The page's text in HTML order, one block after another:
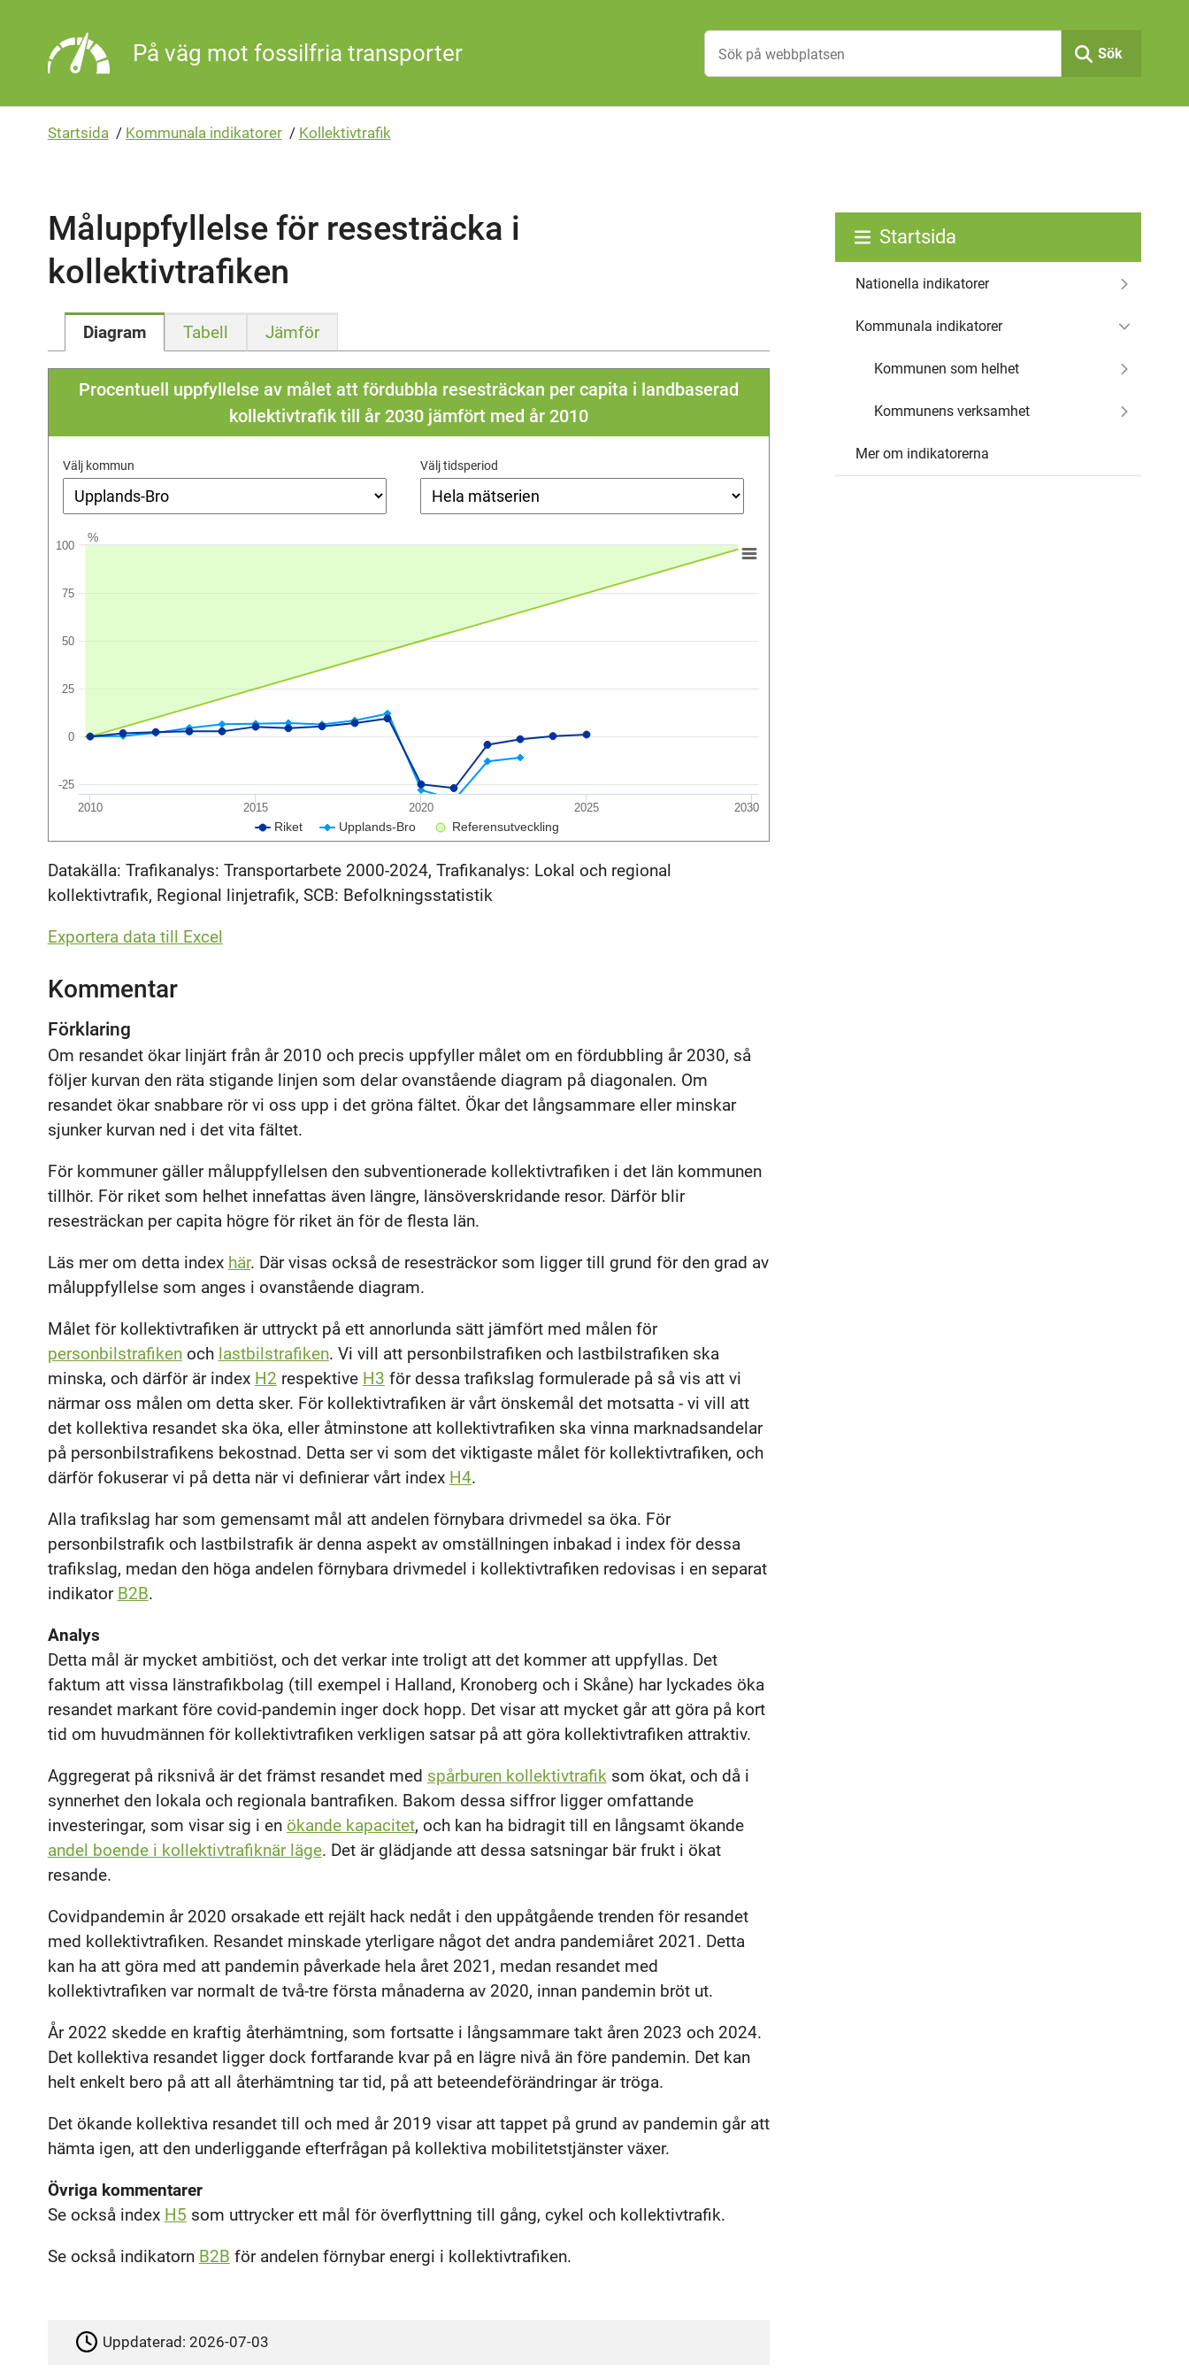
På väg mot fossilfria transporter Sök
Startsida / Kommunala indikatorer / Kollektivtrafik
Måluppfyllelse för resesträcka i
kollektivtrafiken
Diagram Tabell Jämför
Procentuell uppfyllelse av målet att fördubbla resesträckan per capita i landbaserad
kollektivtrafik till år 2030 jämfört med år 2010
Välj kommun Välj tidsperiod
%
Riket Upplands-Bro Referensutveckling
2010 2015 2020 2025 2030
-25
0
25
50
75
100
Datakälla: Trafikanalys: Transportarbete 2000-2024, Trafikanalys: Lokal och regional
kollektivtrafik, Regional linjetrafik, SCB: Befolkningsstatistik
Exportera data till Excel
Kommentar
Förklaring
Om resandet ökar linjärt från år 2010 och precis uppfyller målet om en fördubbling år 2030, så
följer kurvan den räta stigande linjen som delar ovanstående diagram på diagonalen. Om
resandet ökar snabbare rör vi oss upp i det gröna fältet. Ökar det långsammare eller minskar
sjunker kurvan ned i det vita fältet.
För kommuner gäller måluppfyllelsen den subventionerade kollektivtrafiken i det län kommunen
tillhör. För riket som helhet innefattas även längre, länsöverskridande resor. Därför blir
resesträckan per capita högre för riket än för de flesta län.
Läs mer om detta index här. Där visas också de resesträckor som ligger till grund för den grad av
måluppfyllelse som anges i ovanstående diagram.
Målet för kollektivtrafiken är uttryckt på ett annorlunda sätt jämfört med målen för
personbilstrafikenoch lastbilstrafiken. Vi vill att personbilstrafiken och lastbilstrafiken ska
minska, och därför är index H2 respektive H3 för dessa trafikslag formulerade på så vis att vi
närmar oss målen om detta sker. För kollektivtrafiken är vårt önskemål det motsatta - vi vill att
det kollektiva resandet ska öka, eller åtminstone att kollektivtrafiken ska vinna marknadsandelar
på personbilstrafikens bekostnad. Detta ser vi som det viktigaste målet för kollektivtrafiken, och
därför fokuserar vi på detta när vi definierar vårt index H4.
Alla trafikslag har som gemensamt mål att andelen förnybara drivmedel sa öka. För
personbilstrafik och lastbilstrafik är denna aspekt av omställningen inbakad i index för dessa
trafikslag, medan den höga andelen förnybara drivmedel i kollektivtrafiken redovisas i en separat
indikator B2B.
Analys
Detta mål är mycket ambitiöst, och det verkar inte troligt att det kommer att uppfyllas. Det
faktum att vissa länstrafikbolag (till exempel i Halland, Kronoberg och i Skåne) har lyckades öka
resandet markant före covid-pandemin inger dock hopp. Det visar att mycket går att göra på kort
tid om huvudmännen för kollektivtrafiken verkligen satsar på att göra kollektivtrafiken attraktiv.
Aggregerat på riksnivå är det främst resandet med spårburen kollektivtrafiksom ökat, och då i
synnerhet den lokala och regionala bantrafiken. Bakom dessa siffror ligger omfattande
investeringar, som visar sig i en ökande kapacitet, och kan ha bidragit till en långsamt ökande
andel boende i kollektivtrafiknär läge. Det är glädjande att dessa satsningar bär frukt i ökat
resande.
Covidpandemin år 2020 orsakade ett rejält hack nedåt i den uppåtgående trenden för resandet
med kollektivtrafiken. Resandet minskade yterligare något det andra pandemiåret 2021. Detta
kan ha att göra med att pandemin påverkade hela året 2021, medan resandet med
kollektivtrafiken var normalt de två-tre första månaderna av 2020, innan pandemin bröt ut.
År 2022 skedde en kraftig återhämtning, som fortsatte i långsammare takt åren 2023 och 2024.
Det kollektiva resandet ligger dock fortfarande kvar på en lägre nivå än före pandemin. Det kan
helt enkelt bero på att all återhämtning tar tid, på att beteendeförändringar är tröga.
Det ökande kollektiva resandet till och med år 2019 visar att tappet på grund av pandemin går att
hämta igen, att den underliggande efterfrågan på kollektiva mobilitetstjänster växer.
Övriga kommentarer
Se också index H5 som uttrycker ett mål för överflyttning till gång, cykel och kollektivtrafik.
Se också indikatorn B2B för andelen förnybar energi i kollektivtrafiken.
Uppdaterad:2026-07-03
Startsida
Nationella indikatorer
Kommunala indikatorer
Kommunen som helhet
Kommunens verksamhet
Mer om indikatorerna